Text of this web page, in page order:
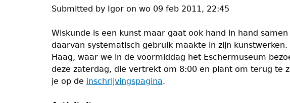
Submitted by Igoron wo 09 feb 2011, 22:45
Wiskunde is een kunst maar gaat ook hand in hand
daarvan systematisch gebruik maakte in zijn
Haag, waar we in de voormiddag het Eschermuseum
deze zaterdag, die vertrekt om 8:00 en plant om terug te
je op de inschrijvingspagina.